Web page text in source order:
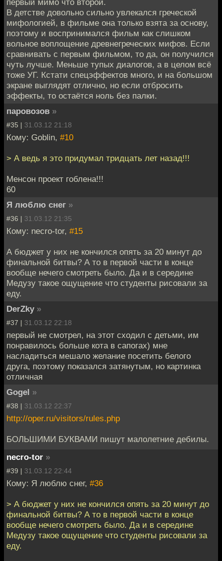
первый мимо что второй.
В детстве довольно сильно увлекался греческой
мифологией, в фильме она только взята за основу,
поэтому и воспринимался фильм как слишком
вольное воплощение древнегреческих мифов. Если
сравнивать с первым фильмом, то да, он получился
чуть лучше. Меньше тупых диалогов, а в целом всё
тоже УГ. Кстати спецэффектов много, и на большом
экране выглядят отлично, но если отбросить
эффекты, то остаётся ноль без палки.
паровозов »
#35 | 31.03.12 21:18
Кому: Goblin, #10
> А ведь я это придумал тридцать лет назад!!!
Менсон проект гоблена!!!
60
Я люблю снег »
#36 | 31.03.12 21:35
Кому: necro-tor, #15
А бюджет у них не кончился опять за 20 минут до
финальной битвы? А то в первой части в конце
вообще нечего смотреть было. Да и в середине
Медузу такое ощущение что студенты рисовали за
еду.
DerZky »
#37 | 31.03.12 22:18
первый не смотрел, на этот сходил с детьми, им
понравилось больше кота в сапогах) мне
насладиться мешало желание посетить белого
друга, поэтому показался затянутым, но картинка
отличная
Gogel »
#38 | 31.03.12 22:37
http://oper.ru/visitors/rules.php
БОЛЬШИМИ БУКВАМИ пишут малолетние дебилы.
necro-tor »
#39 | 31.03.12 22:44
Кому: Я люблю снег, #36
> А бюджет у них не кончился опять за 20 минут до
финальной битвы? А то в первой части в конце
вообще нечего смотреть было. Да и в середине
Медузу такое ощущение что студенты рисовали за
еду.